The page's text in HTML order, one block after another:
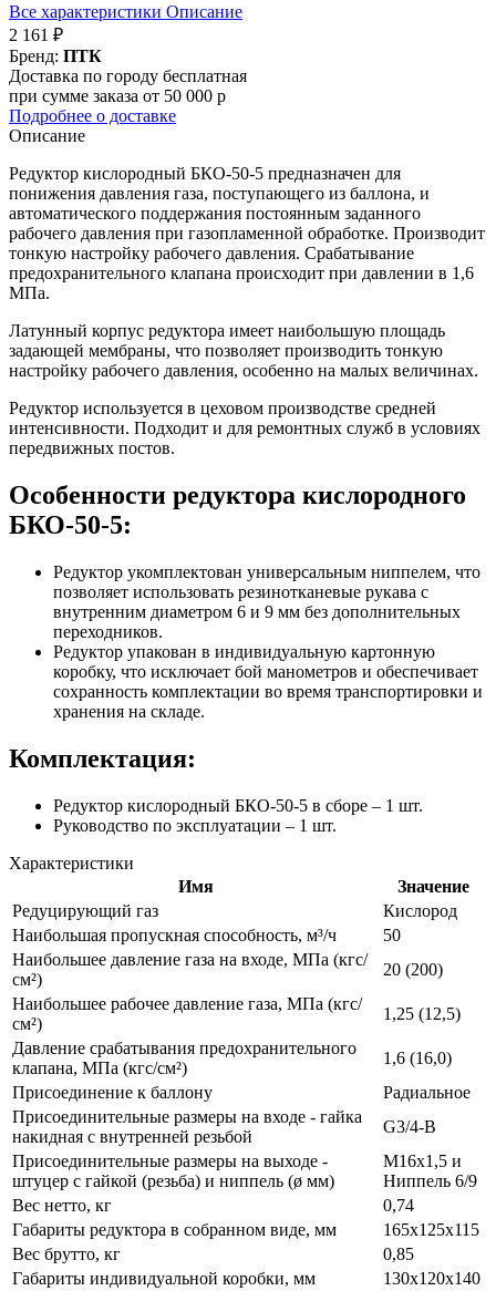
Все характеристики Описание
2 161 ₽
Бренд: ПТК
Доставка по городу бесплатная
при сумме заказа от 50 000 р
Подробнее о доставке
Описание
Редуктор кислородный БКО-50-5 предназначен для
понижения давления газа, поступающего из баллона, и
автоматического поддержания постоянным заданного
рабочего давления при газопламенной обработке. Производит
тонкую настройку рабочего давления. Срабатывание
предохранительного клапана происходит при давлении в 1,6
МПа.
Латунный корпус редуктора имеет наибольшую площадь
задающей мембраны, что позволяет производить тонкую
настройку рабочего давления, особенно на малых величинах.
Редуктор используется в цеховом производстве средней
интенсивности. Подходит и для ремонтных служб в условиях
передвижных постов.
Особенности редуктора кислородного
БКО-50-5:
Редуктор укомплектован универсальным ниппелем, что
позволяет использовать резинотканевые рукава с
внутренним диаметром 6 и 9 мм без дополнительных
переходников.
Редуктор упакован в индивидуальную картонную
коробку, что исключает бой манометров и обеспечивает
сохранность комплектации во время транспортировки и
хранения на складе.
Комплектация:
Редуктор кислородный БКО-50-5 в сборе – 1 шт.
Руководство по эксплуатации – 1 шт.
Характеристики
Имя
Значение
Редуцирующий газ
Кислород
Наибольшая пропускная способность, м³/ч
50
Наибольшее давление газа на входе, МПа (кгс/
см²)
20 (200)
Наибольшее рабочее давление газа, МПа (кгс/
см²)
1,25 (12,5)
Давление срабатывания предохранительного
клапана, МПа (кгс/см²)
1,6 (16,0)
Присоединение к баллону
Радиальное
Присоединительные размеры на входе - гайка
накидная с внутренней резьбой
G3/4-В
Присоединительные размеры на выходе -
штуцер с гайкой (резьба) и ниппель (ø мм)
M16х1,5 и
Ниппель 6/9
Вес нетто, кг
0,74
Габариты редуктора в собранном виде, мм
165х125х115
Вес брутто, кг
0,85
Габариты индивидуальной коробки, мм
130х120х140